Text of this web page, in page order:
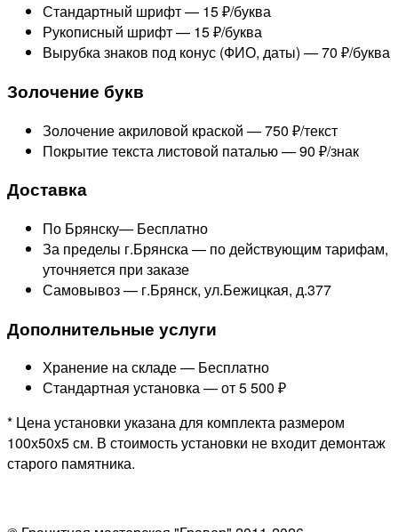
Стандартный шрифт — 15 ₽/буква
Рукописный шрифт — 15 ₽/буква
Вырубка знаков под конус (ФИО, даты) —70 ₽/буква
Золочение букв
Золочение акриловой краской —750 ₽/текст
Покрытие текста листовой паталью —90 ₽/знак
Доставка
По Брянску— Бесплатно
За пределы г.Брянска — по действующим тарифам,
уточняется при заказе
Самовывоз — г.Брянск, ул.Бежицкая, д.377
Дополнительные услуги
Хранение на складе — Бесплатно
Стандартная установка —от 5 500 ₽
* Цена установки указана для комплекта размером
100х50х5 см. В стоимость установки не входит демонтаж
старого памятника.